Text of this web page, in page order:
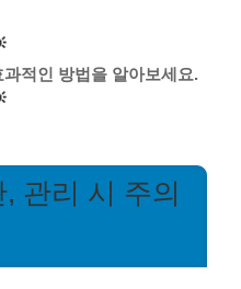
적인 방법을 알아보세요.
관리 시 주의